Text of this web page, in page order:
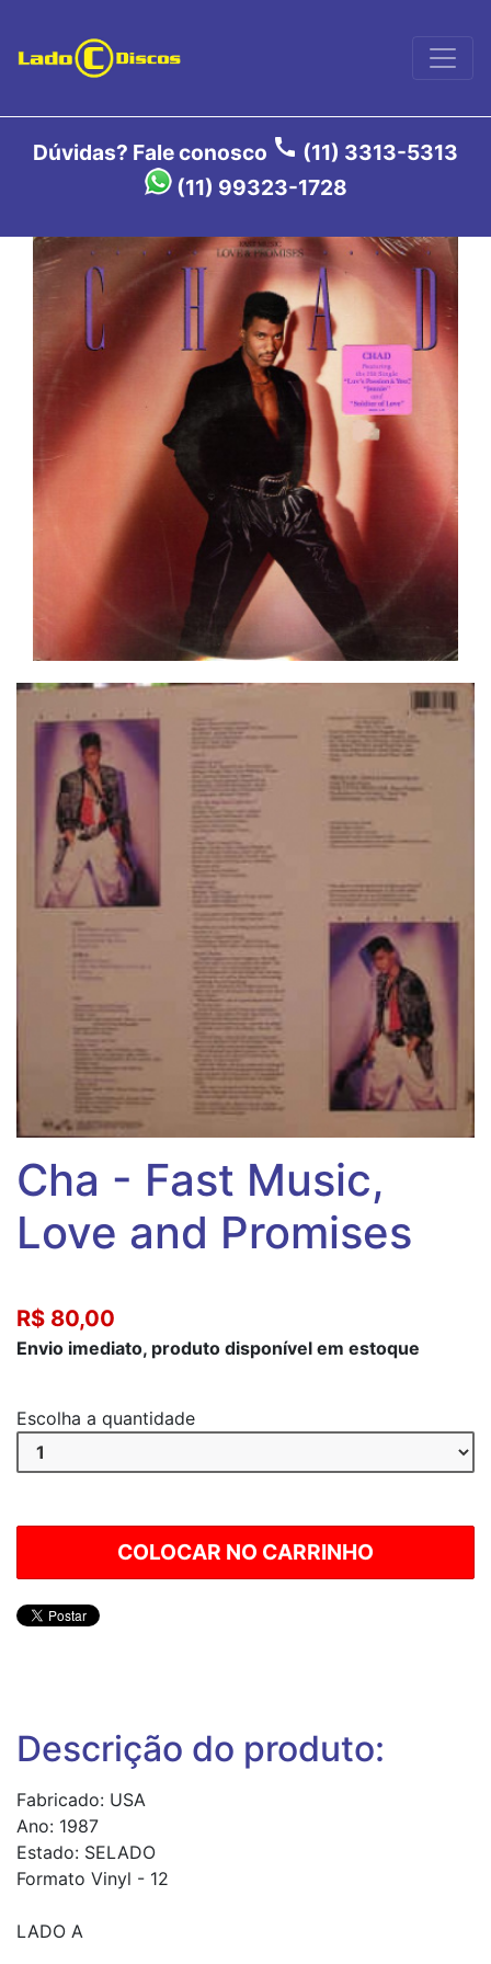
Dúvidas? Fale conosco call (11) 3313-5313
(11) 99323-1728
Cha - Fast Music,
Love and Promises
R$ 80,00
Envio imediato, produto disponível em estoque
Escolha a quantidade
Descrição do produto:
Fabricado: USA
Ano: 1987
Estado: SELADO
Formato Vinyl - 12
LADO A